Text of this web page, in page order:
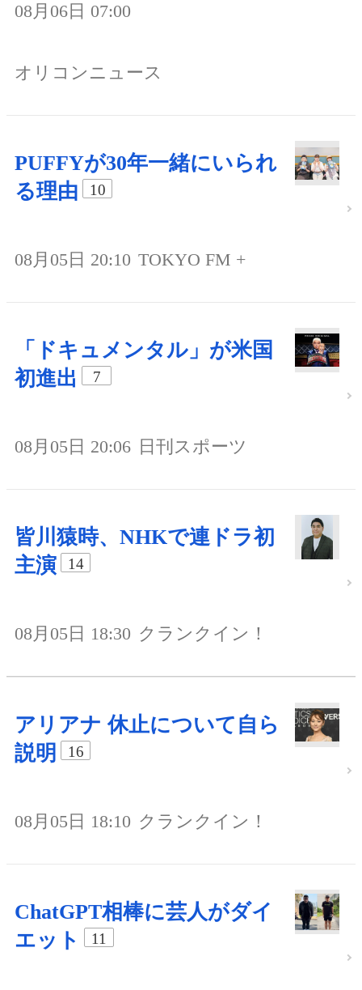
08月06日 07:00
オリコンニュース
PUFFYが30年一緒にいられ
る理由
10
08月05日 20:10 TOKYO FM +
「ドキュメンタル」が米国
初進出
7
08月05日 20:06 日刊スポーツ
皆川猿時、NHKで連ドラ初
主演
14
08月05日 18:30 クランクイン！
アリアナ 休止について自ら
説明
16
08月05日 18:10 クランクイン！
ChatGPT相棒に芸人がダイ
エット
11